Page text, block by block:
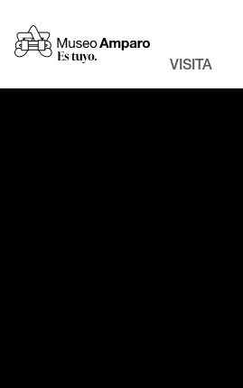
VISITA